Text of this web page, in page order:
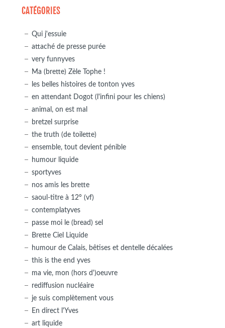
CATÉGORIES
Qui j'essuie
attaché de presse purée
very funnyves
Ma (brette) Zèle Tophe !
les belles histoires de tonton yves
en attendant Dogot (l'infini pour les chiens)
animal, on est mal
bretzel surprise
the truth (de toilette)
ensemble, tout devient pénible
humour liquide
sportyves
nos amis les brette
saoul-titre à 12° (vf)
contemplatyves
passe moi le (bread) sel
Brette Ciel Liquide
humour de Calais, bêtises et dentelle décalées
this is the end yves
ma vie, mon (hors d')oeuvre
rediffusion nucléaire
je suis complètement vous
En direct l'Yves
art liquide